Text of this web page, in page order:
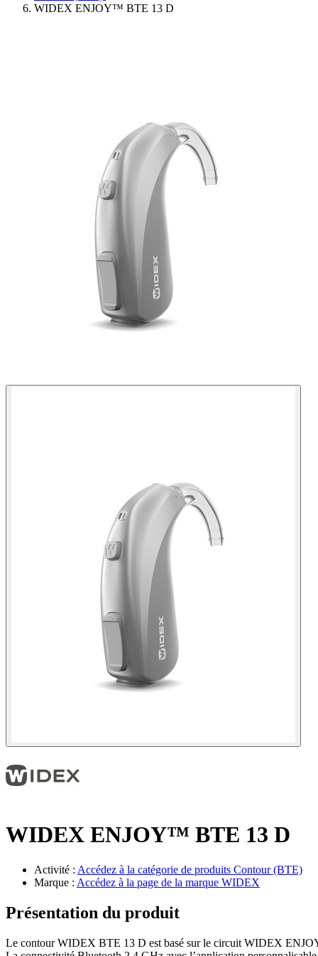
WIDEX ENJOY™ BTE 13 D
WIDEX ENJOY™ BTE 13 D
Activité : Accédez à la catégorie de produits Contour (BTE)
Marque : Accédez à la page de la marque WIDEX
Présentation du produit
Le contour WIDEX BTE 13 D est basé sur le circuit WIDEX ENJOY